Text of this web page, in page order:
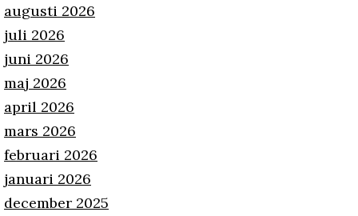
augusti 2026
juli 2026
juni 2026
maj 2026
april 2026
mars 2026
februari 2026
januari 2026
december 2025